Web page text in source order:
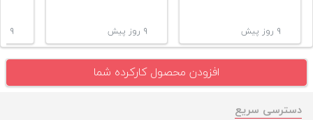
۹ روز پیش ۹ روز پیش ۹ روز پیش
افزودن محصول کارکرده شما
دسترسی سریع